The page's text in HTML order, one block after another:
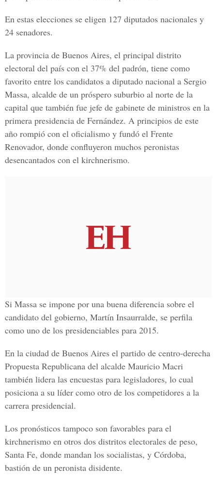
En estas elecciones se eligen 127 diputados nacionales y
24 senadores.
La provincia de Buenos Aires, el principal distrito
electoral del país con el 37% del padrón, tiene como
favorito entre los candidatos a diputado nacional a Sergio
Massa, alcalde de un próspero suburbio al norte de la
capital que también fue jefe de gabinete de ministros en la
primera presidencia de Fernández. A principios de este
año rompió con el oficialismo y fundó el Frente
Renovador, donde confluyeron muchos peronistas
desencantados con el kirchnerismo.
Si Massa se impone por una buena diferencia sobre el
candidato del gobierno, Martín Insaurralde, se perfila
como uno de los presidenciables para 2015.
En la ciudad de Buenos Aires el partido de centro-derecha
Propuesta Republicana del alcalde Mauricio Macri
también lidera las encuestas para legisladores, lo cual
posiciona a su líder como otro de los competidores a la
carrera presidencial.
Los pronósticos tampoco son favorables para el
kirchnerismo en otros dos distritos electorales de peso,
Santa Fe, donde mandan los socialistas, y Córdoba,
bastión de un peronista disidente.